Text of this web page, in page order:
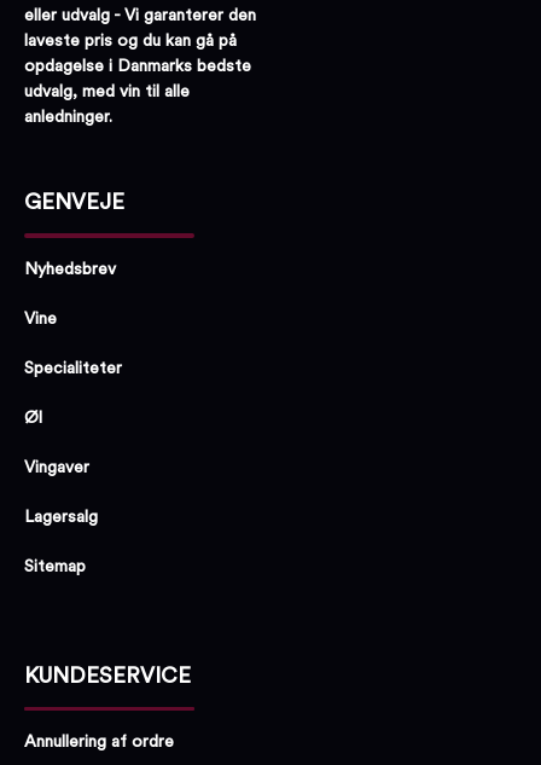
eller udvalg - Vi garanterer den
laveste pris og du kan gå på
opdagelse i Danmarks bedste
udvalg, med vin til alle
anledninger.
GENVEJE
Nyhedsbrev
Vine
Specialiteter
Øl
Vingaver
Lagersalg
Sitemap
KUNDESERVICE
Annullering af ordre